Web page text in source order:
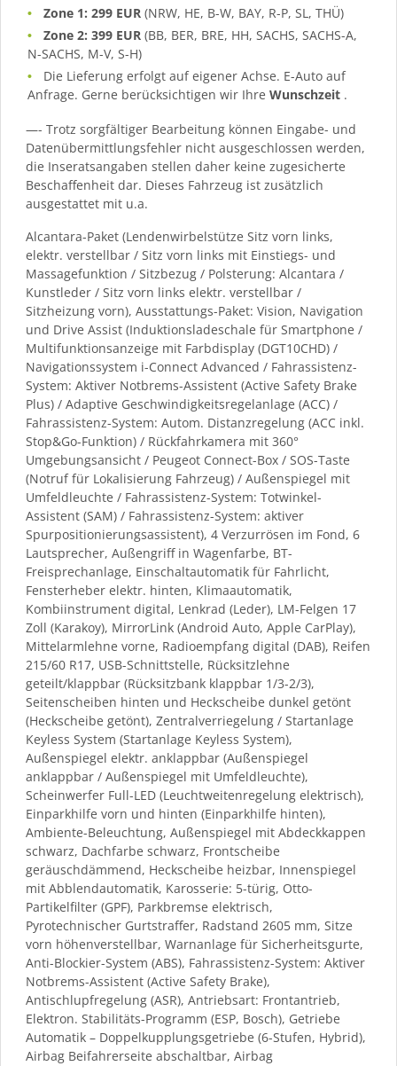
Zone 1: 299 EUR (NRW, HE, B-W, BAY, R-P, SL, THÜ)
Zone 2: 399 EUR (BB, BER, BRE, HH, SACHS, SACHS-A,
N-SACHS, M-V, S-H)
Die Lieferung erfolgt auf eigener Achse. E-Auto auf
Anfrage. Gerne berücksichtigen wir Ihre Wunschzeit .
—- Trotz sorgfältiger Bearbeitung können Eingabe- und
Datenübermittlungsfehler nicht ausgeschlossen werden,
die Inseratsangaben stellen daher keine zugesicherte
Beschaffenheit dar. Dieses Fahrzeug ist zusätzlich
ausgestattet mit u.a.
Alcantara-Paket (Lendenwirbelstütze Sitz vorn links,
elektr. verstellbar / Sitz vorn links mit Einstiegs- und
Massagefunktion / Sitzbezug / Polsterung: Alcantara /
Kunstleder / Sitz vorn links elektr. verstellbar /
Sitzheizung vorn), Ausstattungs-Paket: Vision, Navigation
und Drive Assist (Induktionsladeschale für Smartphone /
Multifunktionsanzeige mit Farbdisplay (DGT10CHD) /
Navigationssystem i-Connect Advanced / Fahrassistenz-
System: Aktiver Notbrems-Assistent (Active Safety Brake
Plus) / Adaptive Geschwindigkeitsregelanlage (ACC) /
Fahrassistenz-System: Autom. Distanzregelung (ACC inkl.
Stop&Go-Funktion) / Rückfahrkamera mit 360°
Umgebungsansicht / Peugeot Connect-Box / SOS-Taste
(Notruf für Lokalisierung Fahrzeug) / Außenspiegel mit
Umfeldleuchte / Fahrassistenz-System: Totwinkel-
Assistent (SAM) / Fahrassistenz-System: aktiver
Spurpositionierungsassistent), 4 Verzurrösen im Fond, 6
Lautsprecher, Außengriff in Wagenfarbe, BT-
Freisprechanlage, Einschaltautomatik für Fahrlicht,
Fensterheber elektr. hinten, Klimaautomatik,
Kombiinstrument digital, Lenkrad (Leder), LM-Felgen 17
Zoll (Karakoy), MirrorLink (Android Auto, Apple CarPlay),
Mittelarmlehne vorne, Radioempfang digital (DAB), Reifen
215/60 R17, USB-Schnittstelle, Rücksitzlehne
geteilt/klappbar (Rücksitzbank klappbar 1/3-2/3),
Seitenscheiben hinten und Heckscheibe dunkel getönt
(Heckscheibe getönt), Zentralverriegelung / Startanlage
Keyless System (Startanlage Keyless System),
Außenspiegel elektr. anklappbar (Außenspiegel
anklappbar / Außenspiegel mit Umfeldleuchte),
Scheinwerfer Full-LED (Leuchtweitenregelung elektrisch),
Einparkhilfe vorn und hinten (Einparkhilfe hinten),
Ambiente-Beleuchtung, Außenspiegel mit Abdeckkappen
schwarz, Dachfarbe schwarz, Frontscheibe
geräuschdämmend, Heckscheibe heizbar, Innenspiegel
mit Abblendautomatik, Karosserie: 5-türig, Otto-
Partikelfilter (GPF), Parkbremse elektrisch,
Pyrotechnischer Gurtstraffer, Radstand 2605 mm, Sitze
vorn höhenverstellbar, Warnanlage für Sicherheitsgurte,
Anti-Blockier-System (ABS), Fahrassistenz-System: Aktiver
Notbrems-Assistent (Active Safety Brake),
Antischlupfregelung (ASR), Antriebsart: Frontantrieb,
Elektron. Stabilitäts-Programm (ESP, Bosch), Getriebe
Automatik – Doppelkupplungsgetriebe (6-Stufen, Hybrid),
Airbag Beifahrerseite abschaltbar, Airbag